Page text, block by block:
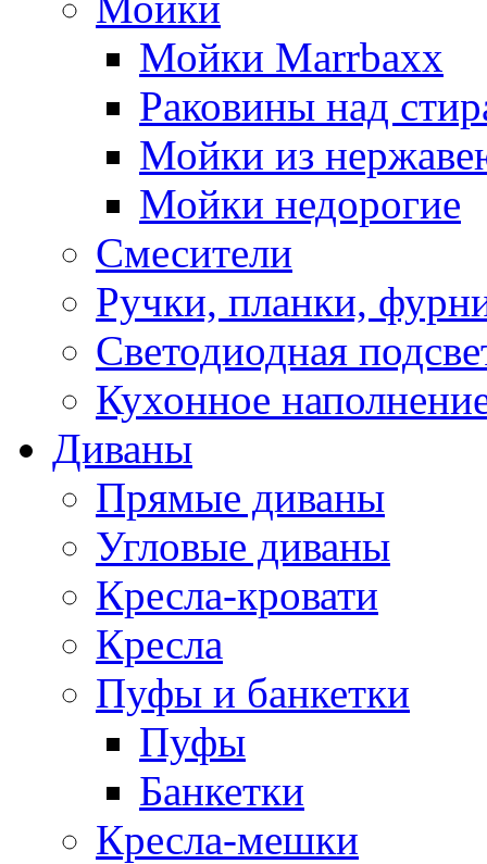
Мойки Marrbaxx
Раковины над
Мойки из
Мойки недорогие
Смесители
Ручки, планки,
Светодиодная
Кухонное
Диваны
Прямые диваны
Угловые диваны
Кресла-кровати
Кресла
Пуфы и банкетки
Пуфы
Банкетки
Кресла-мешки